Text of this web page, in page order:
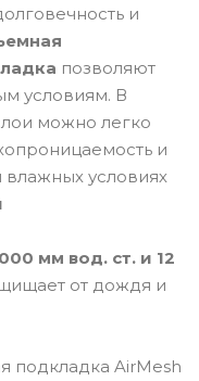
и
позволяют
условиям. В
можно легко
и
условиях
мм вод. ст. и 12
от дождя и
подкладка AirMesh